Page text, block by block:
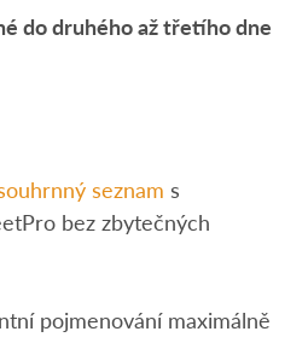
do druhého až třetího dne
seznam s
bez zbytečných
pojmenování maximálně